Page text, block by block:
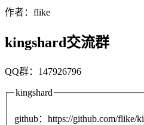
作者：flike
kingshard交流群
QQ群：147926796
kingshard
github：https://github.com/flike/